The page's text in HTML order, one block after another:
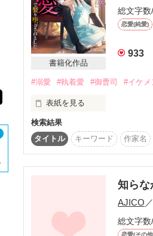
コンテスト
超短編！フェチから始
スターツ出版小説投
――居場所をなくしたカティ
勘当同然で家を追われ、遠い
しかし、すでに彼の子を授か
そして産まれた子ラピスを見
「この子、髪の色がセオと
そして三年後。
どうやらこの港町に、新国王
ベリーズファンタジー様より
書籍化作品
総文字
恋愛(純愛)
933
#溺愛 #執着愛 #御曹司 #イケメ
表紙を見る
「これからは君に一切辛い
彼の交換条件は、甘美な誘惑
大須賀航生（２８）　国内屈
ブラック企業に勤務し疲弊
彼に心を許した紗月は酔った
検索結果
タイトル
キーワード 作家名
知らな
AJICO
総文字
恋愛(その